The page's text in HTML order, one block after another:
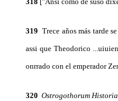
319 Trece años más tarde
assi que Theodorico
onrrado con el emperador
320 Ostrogothorum Historia,